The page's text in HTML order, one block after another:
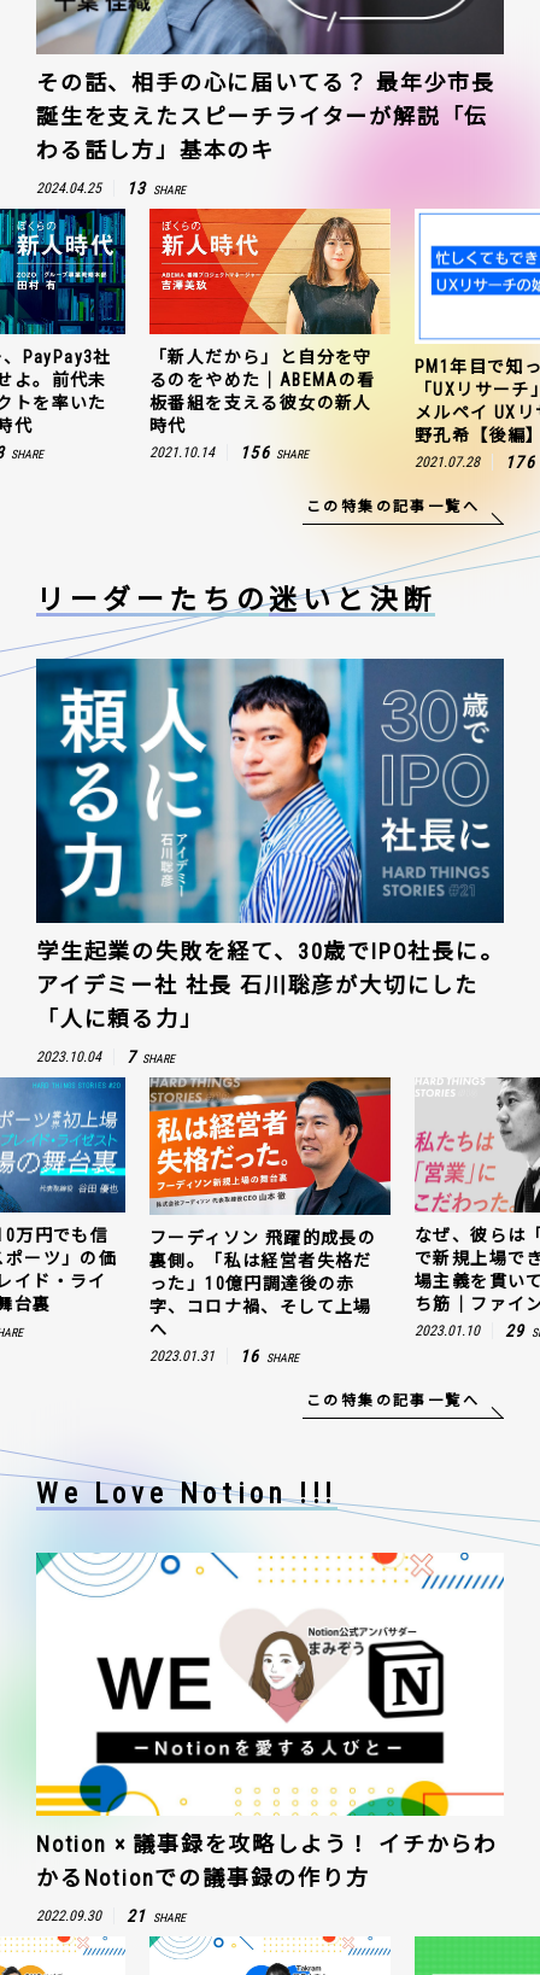
その話、相手の心に届いてる？ 最年少市長
誕生を支えたスピーチライターが解説「伝
わる話し方」基本のキ
2024.04.25 13 SHARE
PayPay3社
よ。前代未
トを率いた
代
SHARE
「新人だから」と自分を守
るのをやめた｜ABEMAの看
板番組を支える彼女の新人
時代
2021.10.14 156 SHARE
PM1年目で知
「UXリサー
メルペイ UX
野孔希【後編
2021.07.28 176
この特集の記事一覧へ
リーダーたちの迷いと決断
学生起業の失敗を経て、30歳でIPO社長に。
アイデミー社 社長 石川聡彦が大切にした
「人に頼る力」
2023.10.04 7 SHARE
万円でも信
ーツ」の価
イド・ライ
台裏
フーディソン 飛躍的成長の
裏側。「私は経営者失格だ
った」10億円調達後の赤
字、コロナ禍、そして上場
へ
2023.01.31 16 SHARE
なぜ、彼らは
で新規上場で
場主義を貫い
ち筋｜ファイ
2023.01.10 29
この特集の記事一覧へ
We Love Notion !!!
Notion × 議事録を攻略しよう！ イチからわ
かるNotionでの議事録の作り方
2022.09.30 21 SHARE